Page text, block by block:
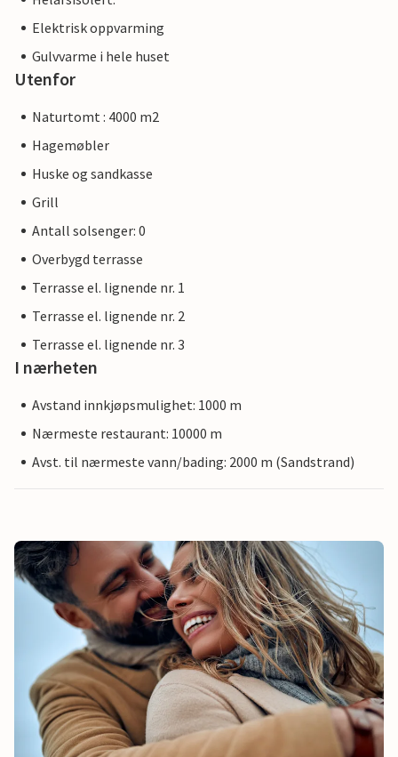
Elektrisk oppvarming
Gulvvarme i hele huset
Utenfor
Naturtomt : 4000 m2
Hagemøbler
Huske og sandkasse
Grill
Antall solsenger: 0
Overbygd terrasse
Terrasse el. lignende nr. 1
Terrasse el. lignende nr. 2
Terrasse el. lignende nr. 3
I nærheten
Avstand innkjøpsmulighet: 1000 m
Nærmeste restaurant: 10000 m
Avst. til nærmeste vann/bading: 2000 m (Sandstrand)